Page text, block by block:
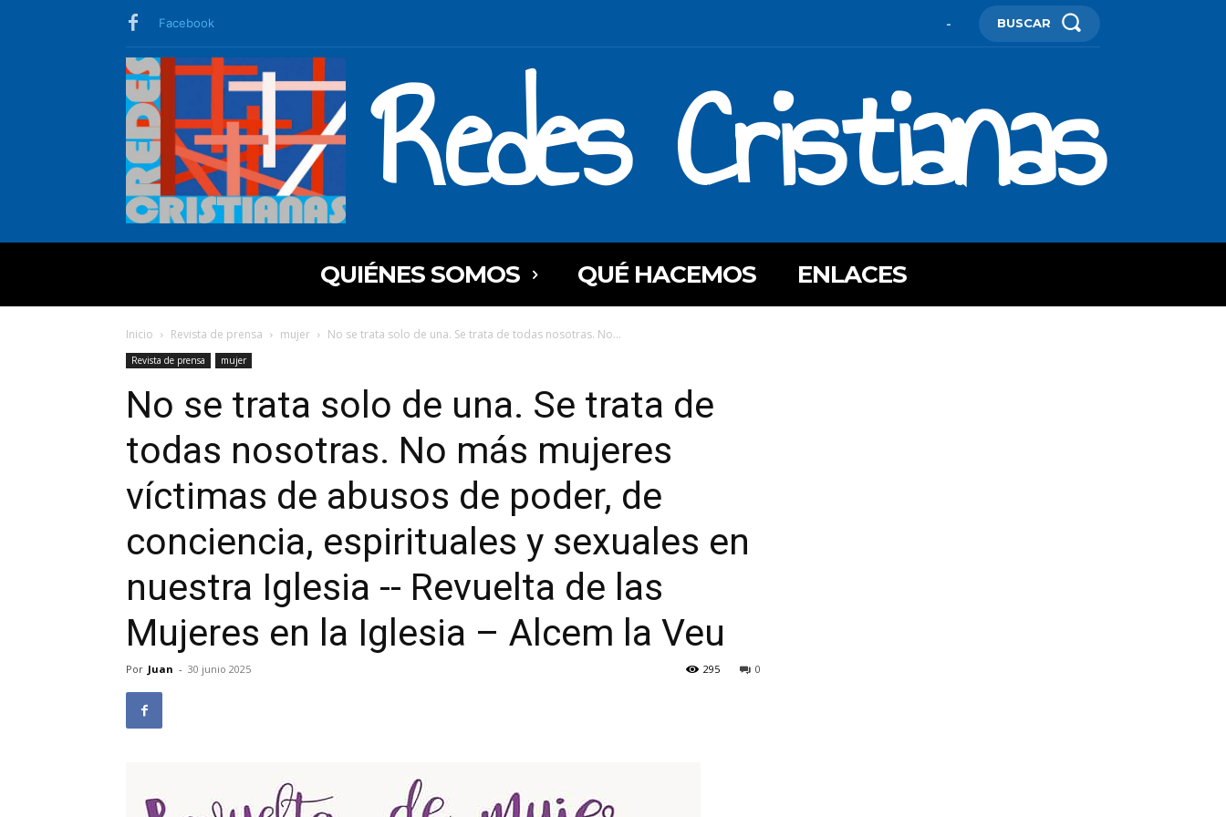
Facebook - BUSCAR
Redes Cristianas
QUIÉNES SOMOS QUÉ HACEMOS ENLACES
Inicio Revista de prensa mujer No se trata solo de una. Se trata de todas nosotras. No...
Revista de prensa mujer
No se trata solo de una. Se trata de
todas nosotras. No más mujeres
víctimas de abusos de poder, de
conciencia, espirituales y sexuales en
nuestra Iglesia -- Revuelta de las
Mujeres en la Iglesia – Alcem la Veu
Por Juan - 30 junio 2025 0
295